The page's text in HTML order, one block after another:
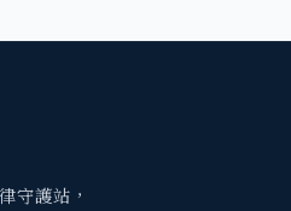
守護站，